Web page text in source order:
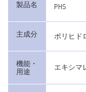
製品名 PHS
主成分 ポリヒド
機能・
用途
エキシマ